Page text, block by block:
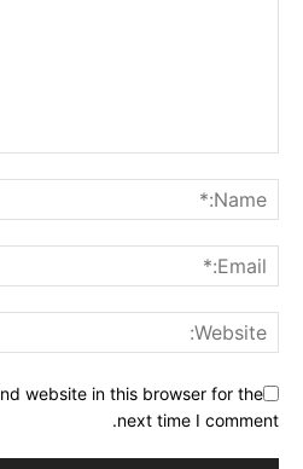
website in this browser for the
next time I comment.